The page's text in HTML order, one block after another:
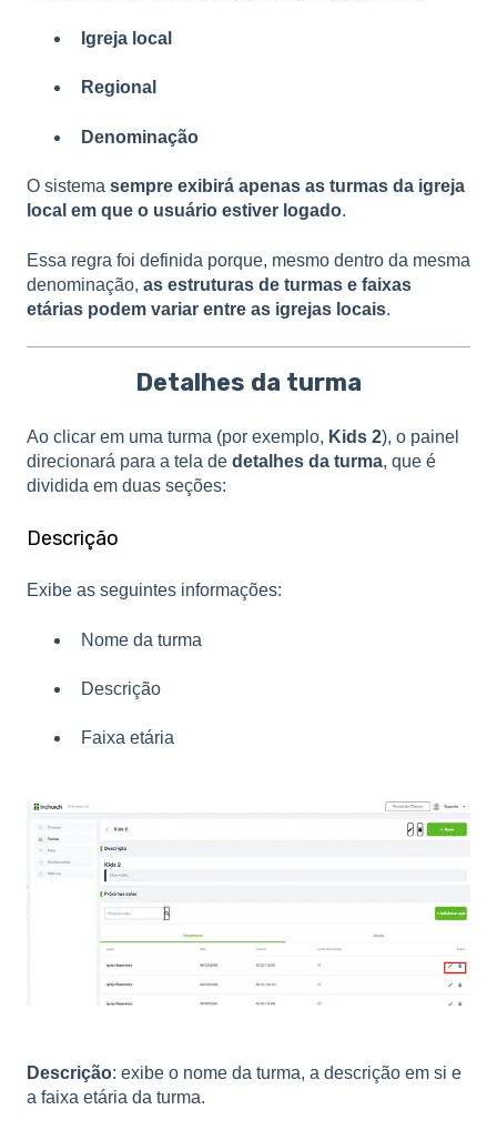
Igreja local
Regional
Denominação
O sistema sempre exibirá apenas as turmas da igreja
local em que o usuário estiver logado.
Essa regra foi definida porque, mesmo dentro da mesma
denominação, as estruturas de turmas e faixas
etárias podem variar entre as igrejas locais.
Detalhes da turma
Ao clicar em uma turma (por exemplo, Kids 2), o painel
direcionará para a tela de detalhes da turma, que é
dividida em duas seções:
Descrição
Exibe as seguintes informações:
Nome da turma
Descrição
Faixa etária
Descrição: exibe o nome da turma, a descrição em si e
a faixa etária da turma.